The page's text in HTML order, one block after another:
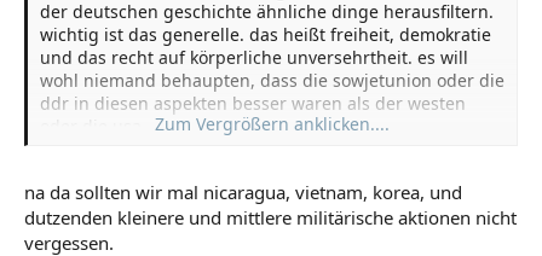
der deutschen geschichte ähnliche dinge herausfiltern.
wichtig ist das generelle. das heißt freiheit, demokratie
und das recht auf körperliche unversehrtheit. es will
wohl niemand behaupten, dass die sowjetunion oder die
ddr in diesen aspekten besser waren als der westen
Zum Vergrößern anklicken....
na da sollten wir mal nicaragua, vietnam, korea, und
dutzenden kleinere und mittlere militärische aktionen nicht
vergessen.